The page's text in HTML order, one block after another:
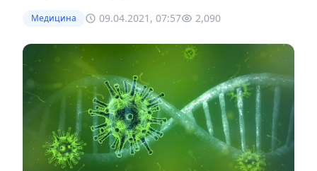
Медицина 09.04.2021, 07:57 2,090